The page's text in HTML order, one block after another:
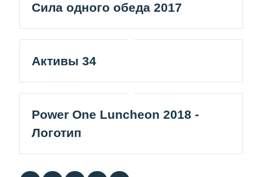
Сила одного обеда 2017
Активы 34
Power One Luncheon 2018 -
Логотип